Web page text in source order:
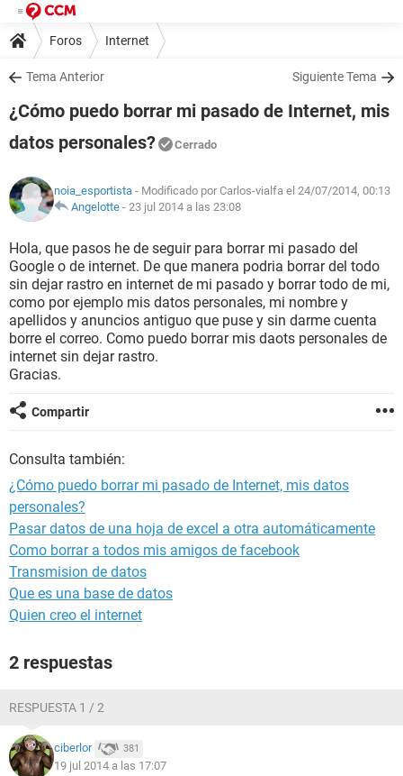
Foros Internet
Tema Anterior Siguiente Tema
¿Cómo puedo borrar mi pasado de Internet, mis
datos personales?
Cerrado
noia_esportista - Modificado por Carlos-vialfa el 24/07/2014, 00:13
Angelotte - 23 jul 2014 a las 23:08
Hola, que pasos he de seguir para borrar mi pasado del
Google o de internet. De que manera podria borrar del todo
sin dejar rastro en internet de mi pasado y borrar todo de mi,
como por ejemplo mis datos personales, mi nombre y
apellidos y anuncios antiguo que puse y sin darme cuenta
borre el correo. Como puedo borrar mis daots personales de
internet sin dejar rastro.
Gracias.
Compartir
Consulta también:
¿Cómo puedo borrar mi pasado de Internet, mis datos
personales?
Pasar datos de una hoja de excel a otra automáticamente
Como borrar a todos mis amigos de facebook
Transmision de datos
Que es una base de datos
Quien creo el internet
2 respuestas
RESPUESTA 1 / 2
ciberlor 381
19 jul 2014 a las 17:07